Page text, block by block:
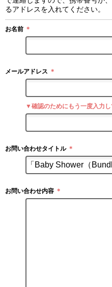
るアドレスを入れてください。
お名前 ＊
メールアドレス ＊
▼確認のためにもう一度入力し
お問い合わせタイトル ＊
お問い合わせ内容 ＊